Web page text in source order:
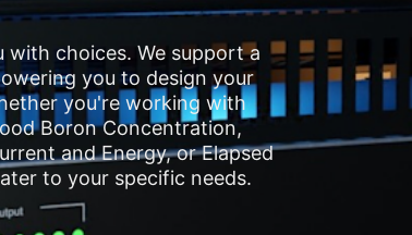
with choices. We support a
you to design your
you're working with
Boron Concentration,
and Energy, or Elapsed
to your specific needs.